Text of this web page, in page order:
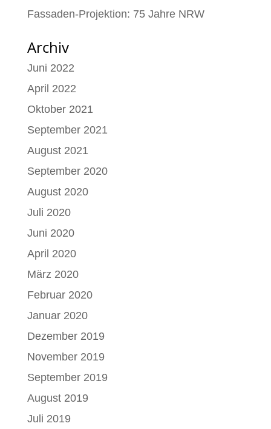
Fassaden-Projektion: 75 Jahre NRW
Archiv
Juni 2022
April 2022
Oktober 2021
September 2021
August 2021
September 2020
August 2020
Juli 2020
Juni 2020
April 2020
März 2020
Februar 2020
Januar 2020
Dezember 2019
November 2019
September 2019
August 2019
Juli 2019